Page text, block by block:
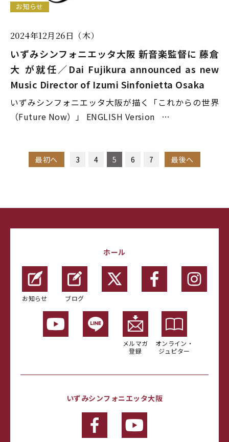
お知らせ
2024年12月26日（木）
いずみシンフォニエッタ大阪 新音楽監督に 藤倉
大 が就任／Dai Fujikura announced as new
Music Director of Izumi Sinfonietta Osaka
いずみシンフォニエッタ大阪が描く「これからの世界
（Future Now）」 ENGLISH Version …
最初へ 3 4 5 6 7 最後へ
ホール
お知らせ ブログ
メルマガ
登録
オンライン・
ジュピター
いずみシンフォニエッタ大阪